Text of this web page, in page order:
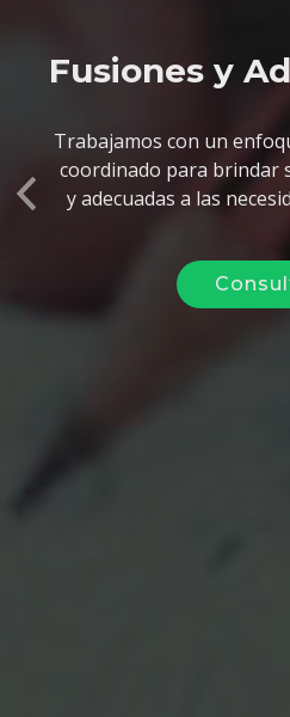
Fusiones y
Trabajamos con un
coordinado para brindar
y adecuadas a las
Anterior